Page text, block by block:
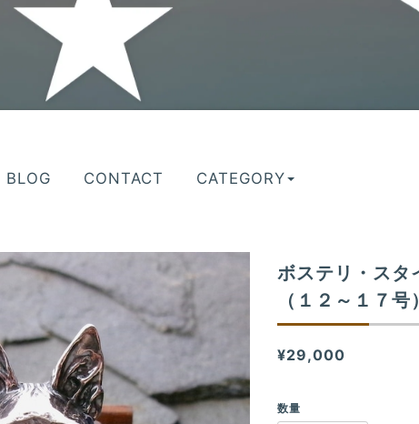
BLOG CONTACT CATEGORY
ボステリ・スタ
（１２～１７号）
¥29,000
数量